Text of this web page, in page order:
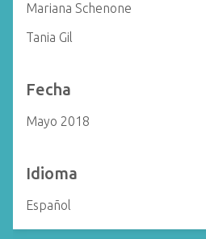
Mariana Schenone
Tania Gil
Fecha
Mayo 2018
Idioma
Español